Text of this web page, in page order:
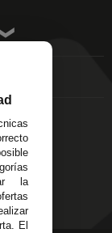
la
El